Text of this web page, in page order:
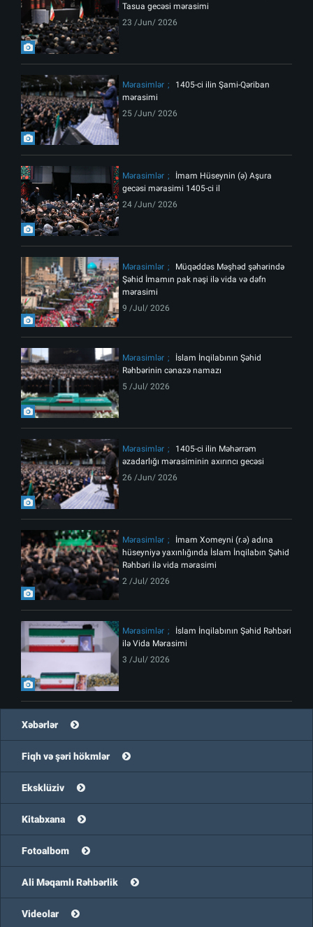
Tasua gecəsi mərasimi
23 /Jun/ 2026
Mərasimlər
1405-ci ilin Şami-Qəriban
mərasimi
25 /Jun/ 2026
Mərasimlər
İmam Hüseynin (ə) Aşura
gecəsi mərasimi 1405-ci il
24 /Jun/ 2026
Mərasimlər
Müqəddəs Məşhəd şəhərində
Şəhid İmamın pak nəşi ilə vida və dəfn
mərasimi
9 /Jul/ 2026
Mərasimlər
İslam İnqilabının Şəhid
Rəhbərinin cənazə namazı
5 /Jul/ 2026
Mərasimlər
1405-ci ilin Məhərrəm
əzadarlığı mərasiminin axırıncı gecəsi
26 /Jun/ 2026
Mərasimlər
İmam Xomeyni (r.ə) adına
hüseyniyə yaxınlığında İslam İnqilabın Şəhid
Rəhbəri ilə vida mərasimi
2 /Jul/ 2026
Mərasimlər
İslam İnqilabının Şəhid Rəhbəri
ilə Vida Mərasimi
3 /Jul/ 2026
Xəbərlər
Fiqh və şəri hökmlər
Eksklüziv
Kitabxana
Fotoalbom
Ali Məqamlı Rəhbərlik
Videolar